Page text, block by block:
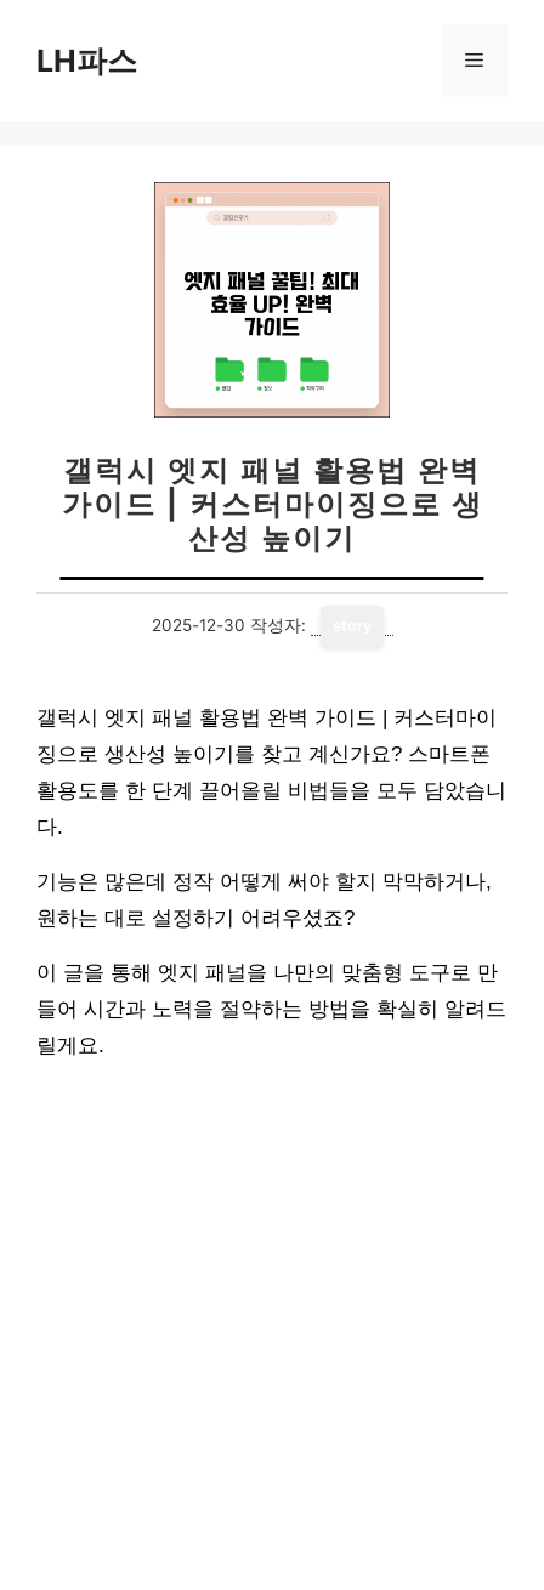
LH파스 메
갤럭시 엣지 패널 활용법 완벽
가이드 | 커스터마이징으로 생
산성 높이기
2025-12-30 작성자:
갤럭시 엣지 패널 활용법 완벽 가이드 | 커스터마이
징으로 생산성 높이기를 찾고 계신가요? 스마트폰
활용도를 한 단계 끌어올릴 비법들을 모두 담았습니
다.
기능은 많은데 정작 어떻게 써야 할지 막막하거나,
원하는 대로 설정하기 어려우셨죠?
이 글을 통해 엣지 패널을 나만의 맞춤형 도구로 만
들어 시간과 노력을 절약하는 방법을 확실히 알려드
릴게요.